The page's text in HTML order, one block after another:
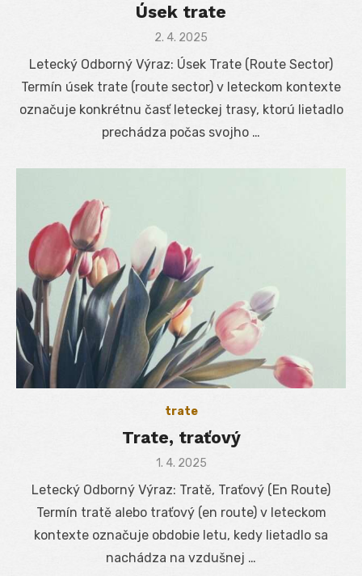
Úsek trate
Posted
2. 4. 2025
Letecký Odborný Výraz: Úsek Trate (Route Sector)
Termín úsek trate (route sector) v leteckom kontexte
označuje konkrétnu časť leteckej trasy, ktorú lietadlo
prechádza počas svojho …
trate
Trate, traťový
Posted
1. 4. 2025
Letecký Odborný Výraz: Tratě, Traťový (En Route)
Termín tratě alebo traťový (en route) v leteckom
kontexte označuje obdobie letu, kedy lietadlo sa
nachádza na vzdušnej …